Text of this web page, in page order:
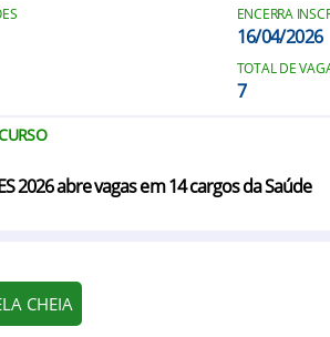
ENCERRA
16/04/2026
TOTAL DE
7
2026 abre vagas em 14 cargos da Saúde
CHEIA